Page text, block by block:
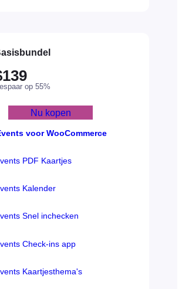
op 55%
Nu kopen
voor WooCommerce
PDF Kaartjes
Kalender
Snel inchecken
Check-ins app
Kaartjesthema's